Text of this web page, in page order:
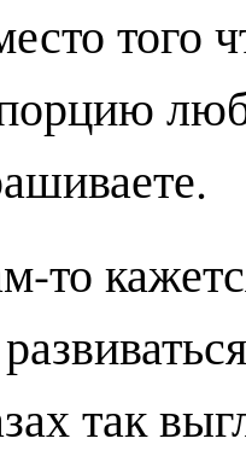
того
то
так